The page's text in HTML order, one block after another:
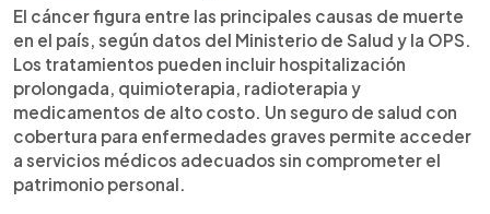
revisar montos asegurados, exclusiones, períodos
de carencia y opciones internacionales antes de
contratar un seguro que cubra diagnósticos
oncológicos o tratamientos prolongados.
El cáncer figura entre las principales causas de muerte
en el país, según datos del Ministerio de Salud y la OPS.
Los tratamientos pueden incluir hospitalización
prolongada, quimioterapia, radioterapia y
medicamentos de alto costo. Un seguro de salud con
cobertura para enfermedades graves permite acceder
a servicios médicos adecuados sin comprometer el
patrimonio personal.